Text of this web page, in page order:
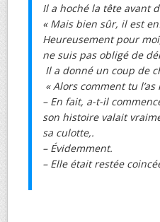
Il a hoché la tête avant
« Mais bien sûr, il est
Heureusement pour
ne suis pas obligé de
Il a donné un coup de
« Alors comment tu
– En fait, a-t-il
son histoire valait
sa culotte,.
– Évidemment.
– Elle était restée